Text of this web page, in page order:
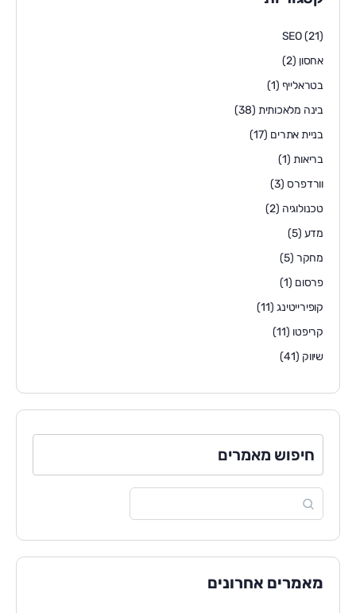
SEO(21)
אחסון (2)
בטראלייף (1)
בינה מלאכותית (38)
בניית אתרים (17)
בריאות(1)
וורדפרס (3)
טכנולוגיה (2)
מדע (5)
מחקר (5)
פרסום (1)
קופירייטינג(11)
קריפטו (11)
שיווק (41)
חיפוש מאמרים
מאמרים אחרונים